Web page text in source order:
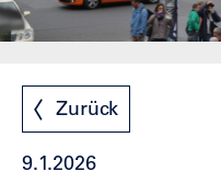
Zurück
9.1.2026